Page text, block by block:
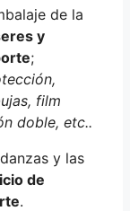
de la
y
;
film
doble, etc..
y las
de
.